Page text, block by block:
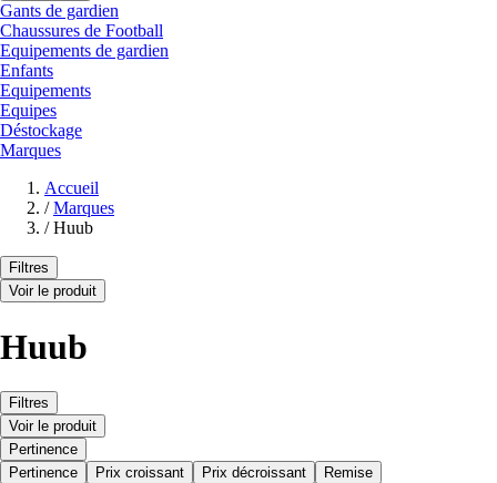
Gants de gardien
Chaussures de Football
Equipements de gardien
Enfants
Equipements
Equipes
Déstockage
Marques
Accueil
/ Marques
/ Huub
Filtres
Voir le produit
Huub
Filtres
Voir le produit
Pertinence
Pertinence
Prix croissant Prix décroissant Remise